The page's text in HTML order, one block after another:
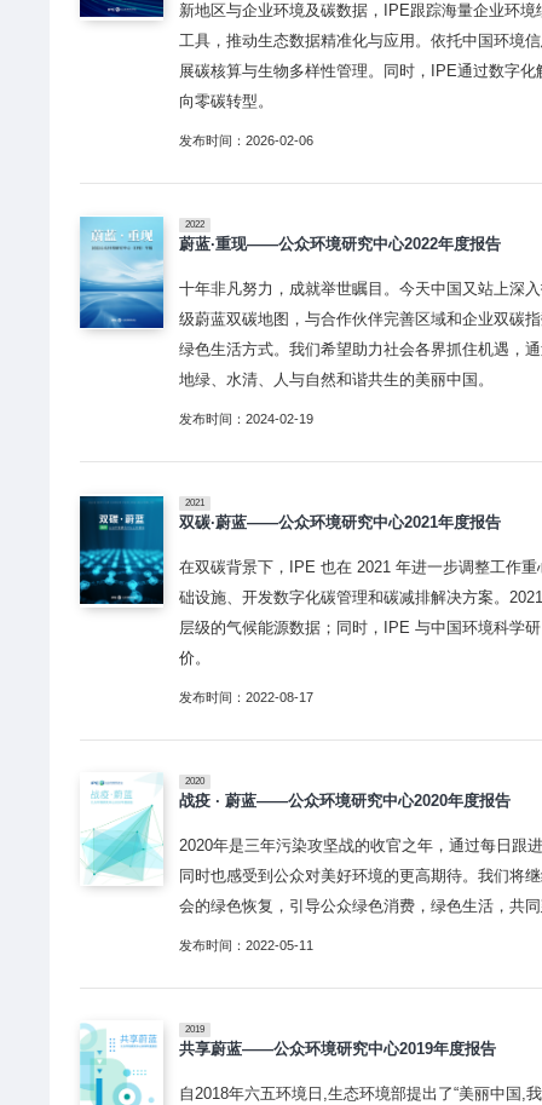
新地区与企业环境及碳数据，IPE跟踪海量企业环
工具，推动生态数据精准化与应用。依托中国环境
展碳核算与生物多样性管理。同时，IPE通过数字
向零碳转型。
发布时间：2026-02-06
2022
蔚蓝·重现——公众环境研究中心2022年度报告
十年非凡努力，成就举世瞩目。今天中国又站上深
级蔚蓝双碳地图，与合作伙伴完善区域和企业双碳
绿色生活方式。我们希望助力社会各界抓住机遇，
地绿、水清、人与自然和谐共生的美丽中国。
发布时间：2024-02-19
2021
双碳·蔚蓝——公众环境研究中心2021年度报告
在双碳背景下，IPE 也在 2021 年进一步调整工作
础设施、开发数字化碳管理和碳减排解决方案。
层级的气候能源数据；同时，IPE 与中国环境科学
价。
发布时间：2022-08-17
2020
战疫 · 蔚蓝——公众环境研究中心2020年度报告
2020年是三年污染攻坚战的收官之年，通过每日跟
同时也感受到公众对美好环境的更高期待。我们将
会的绿色恢复，引导公众绿色消费，绿色生活，共
发布时间：2022-05-11
2019
共享蔚蓝——公众环境研究中心2019年度报告
自2018年六五环境日,生态环境部提出了“美丽中国,